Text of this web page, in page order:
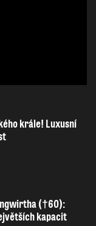
krále! Luxusní
(†60):
kapacit